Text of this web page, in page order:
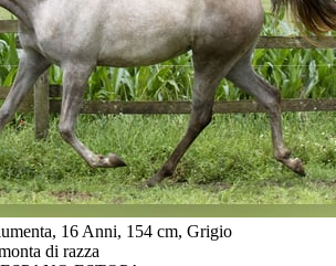
16 Anni, 154 cm, Grigio
di razza